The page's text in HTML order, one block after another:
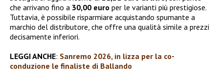
che arrivano fino a 30,00 euro per le varianti più prestigiose.
Tuttavia, è possibile risparmiare acquistando spumante a
marchio del distributore, che offre una qualità simile a prezzi
decisamente inferiori.
LEGGI ANCHE: Sanremo 2026, in lizza per la co-
conduzione le finaliste di Ballando